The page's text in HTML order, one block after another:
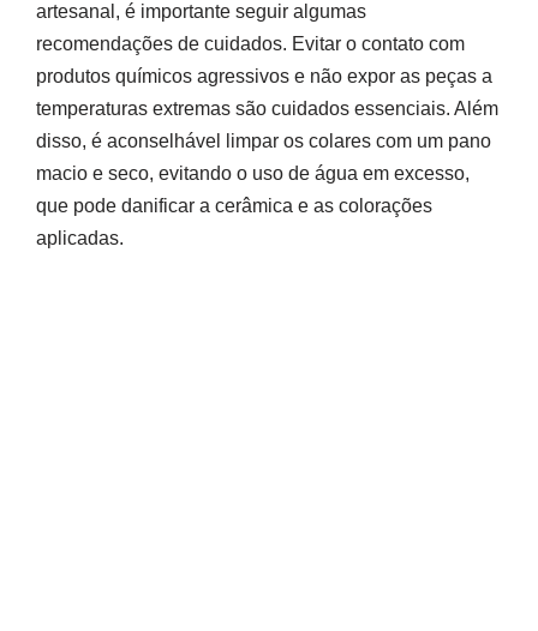
artesanal, é importante seguir algumas
recomendações de cuidados. Evitar o contato com
produtos químicos agressivos e não expor as peças a
temperaturas extremas são cuidados essenciais. Além
disso, é aconselhável limpar os colares com um pano
macio e seco, evitando o uso de água em excesso,
que pode danificar a cerâmica e as colorações
aplicadas.